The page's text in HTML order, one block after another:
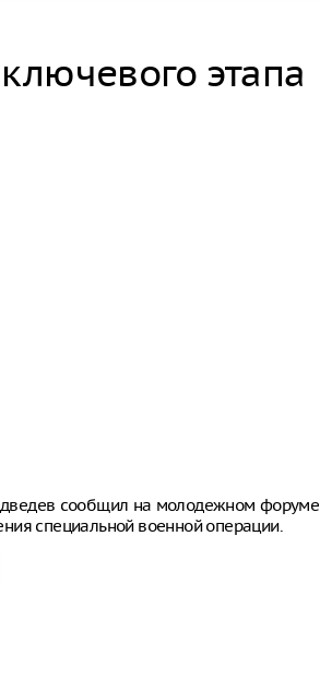
этапа
сообщил на молодежном форуме
специальной военной операции.